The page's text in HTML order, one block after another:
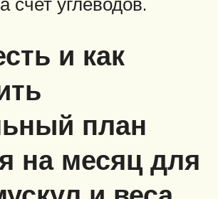
и как
план
на месяц для